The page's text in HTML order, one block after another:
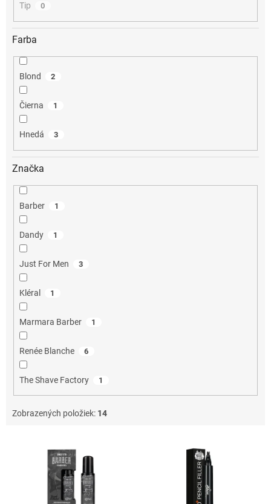
Tip 0
Farba
Blond 2
Čierna 1
Hnedá 3
Značka
Barber 1
Dandy 1
Just For Men 3
Kléral 1
Marmara Barber 1
Renée Blanche 6
The Shave Factory 1
Zobrazených položiek: 14